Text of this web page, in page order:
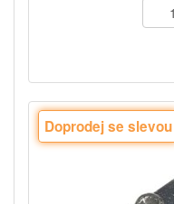
Doprodej se slevou